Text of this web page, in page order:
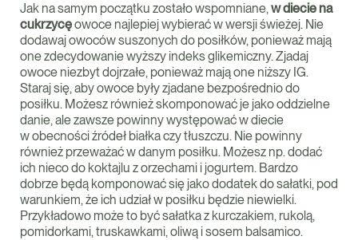
Jak na samym początku zostało wspomniane,w diecie na
cukrzycęowoce najlepiej wybierać w wersji świeżej. Nie
dodawaj owoców suszonych do posiłków, ponieważ mają
one zdecydowanie wyższy indeks glikemiczny. Zjadaj
owoce niezbyt dojrzałe, ponieważ mają one niższy IG.
Staraj się, aby owoce były zjadane bezpośrednio do
posiłku. Możesz również skomponować je jako oddzielne
danie, ale zawsze powinny występować w diecie
w obecności źródeł białka czy tłuszczu. Nie powinny
również przeważać w danym posiłku. Możesz np. dodać
ich nieco do koktajlu z orzechami i jogurtem. Bardzo
dobrze będą komponować się jako dodatek do sałatki, pod
warunkiem, że ich udział w posiłku będzie niewielki.
Przykładowo może to być sałatka z kurczakiem, rukolą,
pomidorkami, truskawkami, oliwą i sosem balsamico.